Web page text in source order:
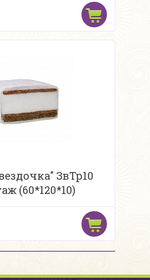
ЗвТр10
(60*120*10)